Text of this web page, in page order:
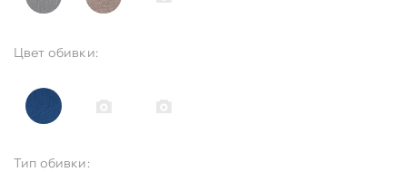
Цвет обивки:
Тип обивки: